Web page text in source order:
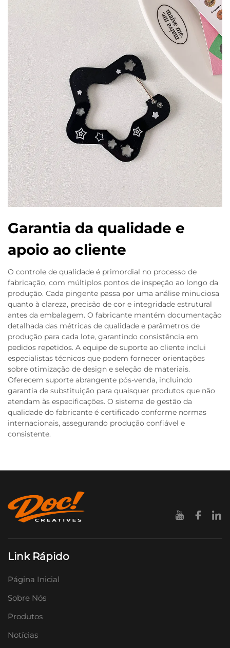
Garantia da qualidade e
apoio ao cliente
O controle de qualidade é primordial no processo de
fabricação, com múltiplos pontos de inspeção ao longo da
produção. Cada pingente passa por uma análise minuciosa
quanto à clareza, precisão de cor e integridade estrutural
antes da embalagem. O fabricante mantém documentação
detalhada das métricas de qualidade e parâmetros de
produção para cada lote, garantindo consistência em
pedidos repetidos. A equipe de suporte ao cliente inclui
especialistas técnicos que podem fornecer orientações
sobre otimização de design e seleção de materiais.
Oferecem suporte abrangente pós-venda, incluindo
garantia de substituição para quaisquer produtos que não
atendam às especificações. O sistema de gestão da
qualidade do fabricante é certificado conforme normas
internacionais, assegurando produção confiável e
consistente.
Link Rápido
Página Inicial
Sobre Nós
Produtos
Notícias